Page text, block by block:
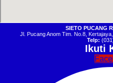
SIETO PUCANG
Jl. Pucang Anom Tim. No.8,
Telp:
Ikuti